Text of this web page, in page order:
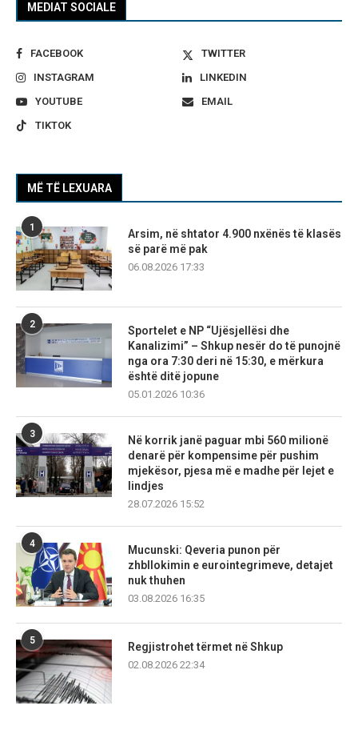
MEDIAT SOCIALE
FACEBOOK
TWITTER
INSTAGRAM
LINKEDIN
YOUTUBE
EMAIL
TIKTOK
MË TË LEXUARA
1
Arsim, në shtator 4.900 nxënës të klasës
së parë më pak
06.08.2026 17:33
2
Sportelet e NP “Ujësjellësi dhe
Kanalizimi” – Shkup nesër do të punojnë
nga ora 7:30 deri në 15:30, e mërkura
është ditë jopune
05.01.2026 10:36
3
Në korrik janë paguar mbi 560 milionë
denarë për kompensime për pushim
mjekësor, pjesa më e madhe për lejet e
lindjes
28.07.2026 15:52
4
Mucunski: Qeveria punon për
zhbllokimin e eurointegrimeve, detajet
nuk thuhen
03.08.2026 16:35
5
Regjistrohet tërmet në Shkup
02.08.2026 22:34